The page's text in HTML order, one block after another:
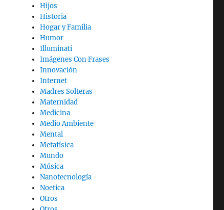
Hijos
Historia
Hogar y Familia
Humor
Illuminati
Imágenes Con Frases
Innovación
Internet
Madres Solteras
Maternidad
Medicina
Medio Ambiente
Mental
Metafísica
Mundo
Música
Nanotecnología
Noetica
Otros